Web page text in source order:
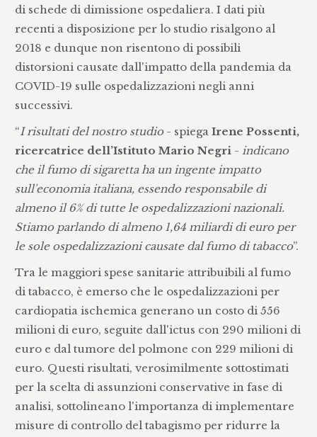
di schede di dimissione ospedaliera. I dati più
recenti a disposizione per lo studio risalgono al
2018 e dunque non risentono di possibili
distorsioni causate dall'impatto della pandemia da
COVID-19 sulle ospedalizzazioni negli anni
successivi.
“I risultati del nostro studio- spiegaIrene Possenti,
ricercatrice dell’Istituto Mario Negri -indicano
che il fumo di sigaretta ha un ingente impatto
sull'economia italiana, essendo responsabile di
almeno il 6% di tutte le ospedalizzazioni nazionali.
Stiamo parlando di almeno 1,64 miliardi di euro per
le sole ospedalizzazioni causate dal fumo di tabacco”.
Tra le maggiori spese sanitarie attribuibili al fumo
di tabacco, è emerso che le ospedalizzazioni per
cardiopatia ischemica generano un costo di 556
milioni di euro, seguite dall'ictus con 290 milioni di
euro e dal tumore del polmone con 229 milioni di
euro. Questi risultati, verosimilmente sottostimati
per la scelta di assunzioni conservative in fase di
analisi, sottolineano l'importanza di implementare
misure di controllo del tabagismo per ridurre la